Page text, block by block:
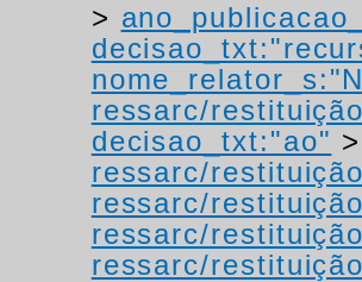
>
ressarc/
decisao_txt:"ao" >
ressarc/
ressarc/
ressarc/
ressarc/